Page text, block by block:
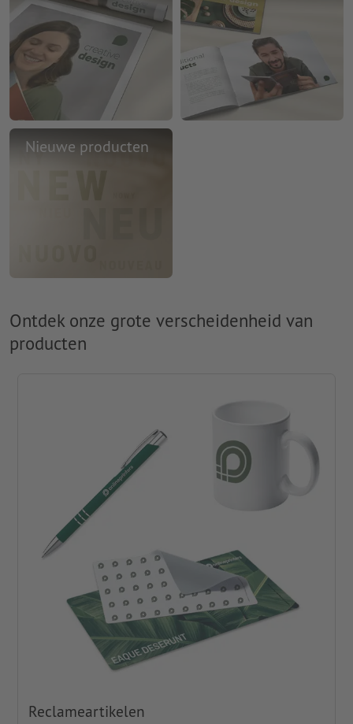
Nieuwe producten
Ontdek onze grote verscheidenheid van
producten
Reclameartikelen